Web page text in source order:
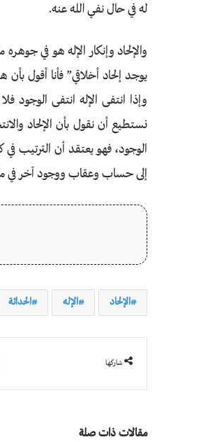
له في حال نفي الله عنه.
والإلحاد وإنكار الإله هو في
يوجد إلحاد أخلاقي” فأنا أقول
وإذا انتفى الإله انتفى الوجود
نستطيع أن نقول بأن الإلحاد
الوجود، فهو يعتقد أن الترتيب
إلى حساب وعقاب ووجود آخر في
الإلحاد الإله الحداثة
شاركها
مقالات ذات صلة